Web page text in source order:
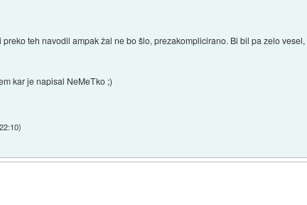
teh navodil ampak žal ne bo šlo, prezakomplicirano. Bi bil pa zelo
kar je napisal NeMeTko ;)
)